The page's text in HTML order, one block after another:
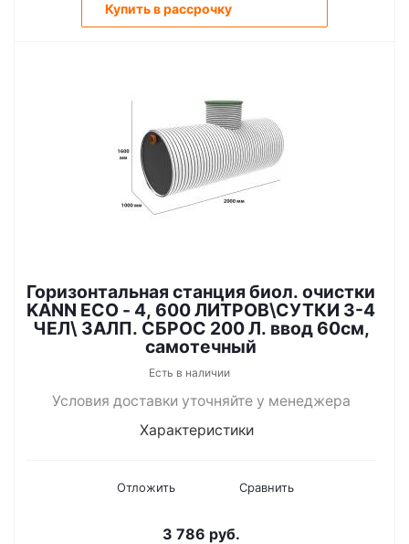
Купить в рассрочку
Горизонтальная станция биол. очистки
KANN ECO - 4, 600 ЛИТРОВ\СУТКИ 3-4
ЧЕЛ\ ЗАЛП. СБРОС 200 Л. ввод 60см,
самотечный
Есть в наличии
Условия доставки уточняйте у менеджера
Характеристики
Отложить Сравнить
3 786 руб.